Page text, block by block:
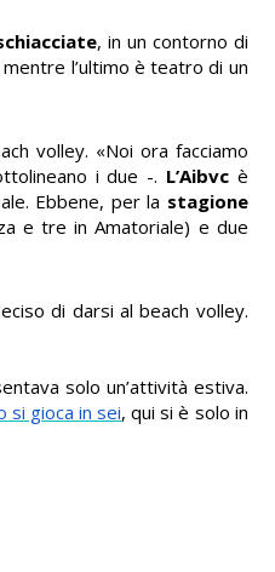
, in un contorno di
l’ultimo è teatro di un
volley. «Noi ora facciamo
i due -. L’Aibvcè
Ebbene, per la stagione
e tre in Amatoriale) e due
di darsi al beach volley.
solo un’attività estiva.
si gioca in sei, qui si è solo in